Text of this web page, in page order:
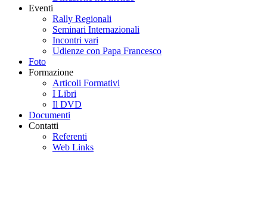
Eventi
Rally Regionali
Seminari Internazionali
Incontri vari
Udienze con Papa Francesco
Foto
Formazione
Articoli Formativi
I Libri
Il DVD
Documenti
Contatti
Referenti
Web Links